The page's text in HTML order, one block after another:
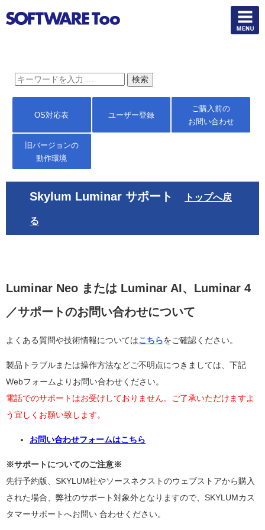
OS対応表 ユーザー登録
ご購入前の
お問い合わせ
旧バージョンの
動作環境
Skylum Luminar サポート トップへ戻
る
Luminar Neo または Luminar AI、Luminar 4
／サポートのお問い合わせについて
よくある質問や技術情報についてはこちらをご確認ください。
製品トラブルまたは操作方法などご不明点につきましては、下記
Webフォームよりお問い合わせください。
電話でのサポートはお受けしておりません。ご了承いただけますよ
う宜しくお願い致します。
お問い合わせフォームはこちら
※サポートについてのご注意※
先行予約版、SKYLUM社やソースネクストのウェブストアから購入
された場合、弊社のサポート対象外となりますので、SKYLUMカス
タマーサポートへお問い 合わせください。